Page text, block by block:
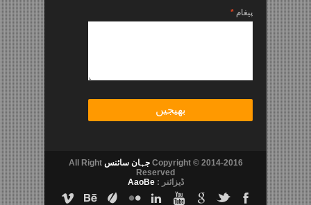
پیغام *
Copyright © 2014-2016 جہان سائنسAll Right
Reserved
ڈیزائنر :AaoBe